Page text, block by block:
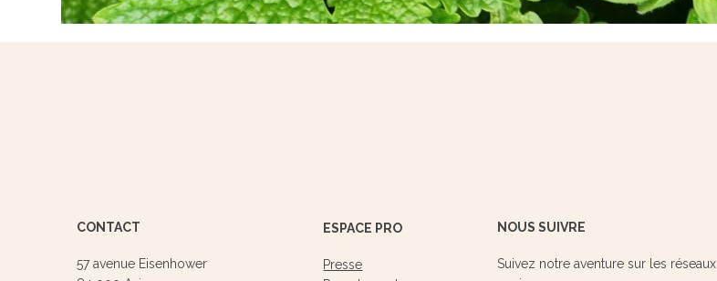
CONTACT
57 avenue Eisenhower
ESPACE PRO
Presse
NOUS SUIVRE
Suivez notre aventure sur les réseaux